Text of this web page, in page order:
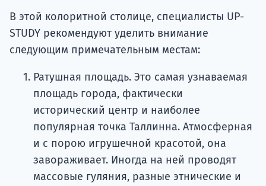
В этой колоритной столице, специалисты UP-
STUDY рекомендуют уделить внимание
следующим примечательным местам:
Ратушная площадь. Это самая узнаваемая
площадь города, фактически
исторический центр и наиболее
популярная точка Таллинна. Атмосферная
и с порою игрушечной красотой, она
завораживает. Иногда на ней проводят
массовые гуляния, разные этнические и